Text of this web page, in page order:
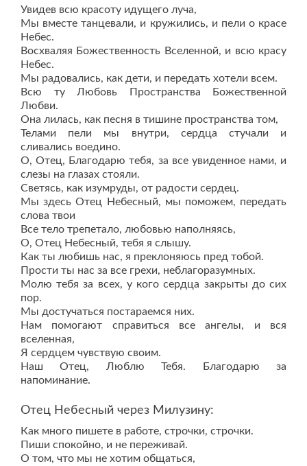
Увидев всю красоту идущего луча,
Мы вместе танцевали, и кружились, и пели о красе
Небес.
Восхваляя Божественность Вселенной, и всю красу
Небес.
Мы радовались, как дети, и передать хотели всем.
Всю ту Любовь Пространства Божественной
Любви.
Она лилась, как песня в тишине пространства том,
Телами пели мы внутри, сердца стучали и
сливались воедино.
О, Отец, Благодарю тебя, за все увиденное нами, и
слезы на глазах стояли.
Светясь, как изумруды, от радости сердец.
Мы здесь Отец Небесный, мы поможем, передать
слова твои
Все тело трепетало, любовью наполняясь,
О, Отец Небесный, тебя я слышу.
Как ты любишь нас, я преклоняюсь пред тобой.
Прости ты нас за все грехи, неблагоразумных.
Молю тебя за всех, у кого сердца закрыты до сих
пор.
Мы достучаться постараемся них.
Нам помогают справиться все ангелы, и вся
вселенная,
Я сердцем чувствую своим.
Наш Отец, Люблю Тебя. Благодарю за
напоминание.
Отец Небесный через Милузину:
Как много пишете в работе, строчки, строчки.
Пиши спокойно, и не переживай.
О том, что мы не хотим общаться,